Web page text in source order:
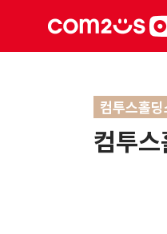
컴투스홀딩
컴투스